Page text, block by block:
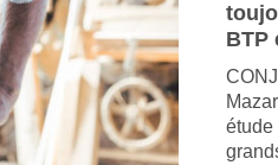
BTP
étude